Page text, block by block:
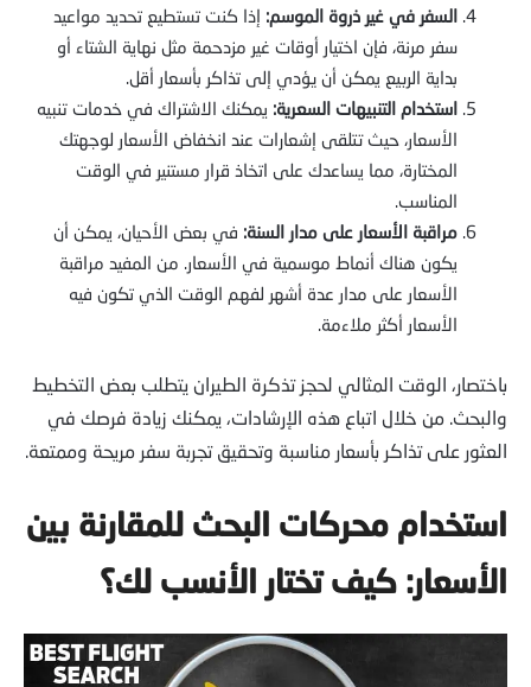
السفر في غير ذروة الموسم: إذا كنت تستطيع تحديد مواعيد
سفر مرنة، فإن اختيار أوقات غير مزدحمة مثل نهاية الشتاء أو
بداية الربيع يمكن أن يؤدي إلى تذاكر بأسعار أقل.
استخدام التنبيهات السعرية: يمكنك الاشتراك في خدمات تنبيه
الأسعار، حيث تتلقى إشعارات عند انخفاض الأسعار لوجهتك
المختارة، مما يساعدك على اتخاذ قرار مستنير في الوقت
المناسب.
مراقبة الأسعار على مدار السنة: في بعض الأحيان، يمكن أن
يكون هناك أنماط موسمية في الأسعار. من المفيد مراقبة
الأسعار على مدار عدة أشهر لفهم الوقت الذي تكون فيه
الأسعار أكثر ملاءمة.
باختصار، الوقت المثالي لحجز تذكرة الطيران يتطلب بعض التخطيط
والبحث. من خلال اتباع هذه الإرشادات، يمكنك زيادة فرصك في
العثور على تذاكر بأسعار مناسبة وتحقيق تجربة سفر مريحة وممتعة.
استخدام محركات البحث للمقارنة بين
الأسعار: كيف تختار الأنسب لك؟